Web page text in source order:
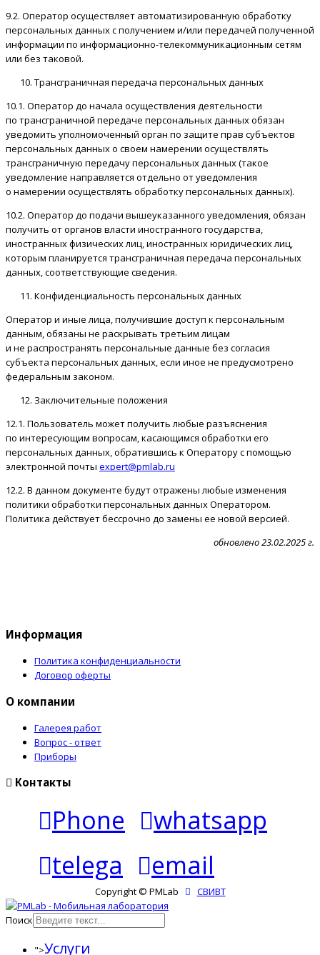
9.2. Оператор осуществляет автоматизированную обработку
персональных данных с получением и/или передачей полученной
информации по информационно-телекоммуникационным сетям
или без таковой.
Трансграничная передача персональных данных
10.1. Оператор до начала осуществления деятельности
по трансграничной передаче персональных данных обязан
уведомить уполномоченный орган по защите прав субъектов
персональных данных о своем намерении осуществлять
трансграничную передачу персональных данных (такое
уведомление направляется отдельно от уведомления
о намерении осуществлять обработку персональных данных).
10.2. Оператор до подачи вышеуказанного уведомления, обязан
получить от органов власти иностранного государства,
иностранных физических лиц, иностранных юридических лиц,
которым планируется трансграничная передача персональных
данных, соответствующие сведения.
Конфиденциальность персональных данных
Оператор и иные лица, получившие доступ к персональным
данным, обязаны не раскрывать третьим лицам
и не распространять персональные данные без согласия
субъекта персональных данных, если иное не предусмотрено
федеральным законом.
Заключительные положения
12.1. Пользователь может получить любые разъяснения
по интересующим вопросам, касающимся обработки его
персональных данных, обратившись к Оператору с помощью
электронной почты expert@pmlab.ru
12.2. В данном документе будут отражены любые изменения
политики обработки персональных данных Оператором.
Политика действует бессрочно до замены ее новой версией.
обновлено 23.02.2025 г.
Информация
Политика конфиденциальности
Договор оферты
О компании
Галерея работ
Вопрос - ответ
Приборы
Контакты
Phone
whatsapp
telega
email
Copyright © PMLab СВИВТ
Поиск
">Услуги